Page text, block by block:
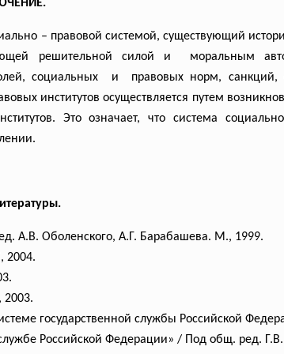
– правовой системой, существующий
решительной силой и моральным
социальных и правовых норм, санкций,
институтов осуществляется путем
Это означает, что система
А.В. Оболенского, А.Г. Барабашева. М., 1999.
2004.
2003.
государственной службы Российской
Российской Федерации» / Под общ. ред.